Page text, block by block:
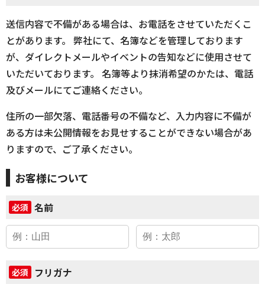
送信内容で不備がある場合は、お電話をさせていただくこ
とがあります。 弊社にて、名簿などを管理しております
が、ダイレクトメールやイベントの告知などに使用させて
いただいております。 名簿等より抹消希望のかたは、電話
及びメールにてご連絡ください。
住所の一部欠落、電話番号の不備など、入力内容に不備が
ある方は未公開情報をお見せすることができない場合があ
りますので、ご了承ください。
お客様について
必須 名前
必須 フリガナ